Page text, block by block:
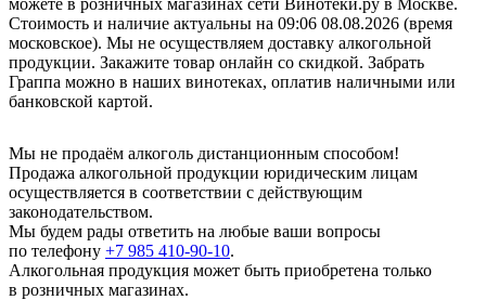
Стоимость и наличие актуальны на 09:06 08.08.2026 (время
московское). Мы не осуществляем доставку алкогольной
продукции. Закажите товар онлайн со скидкой. Забрать
Граппа можно в наших винотеках, оплатив наличными или
банковской картой.
Мы не продаём алкоголь дистанционным способом!
Продажа алкогольной продукции юридическим лицам
осуществляется в соответствии с действующим
законодательством.
Мы будем рады ответить на любые ваши вопросы
по телефону +7 985 410-90-10.
Алкогольная продукция может быть приобретена только
в розничных магазинах.